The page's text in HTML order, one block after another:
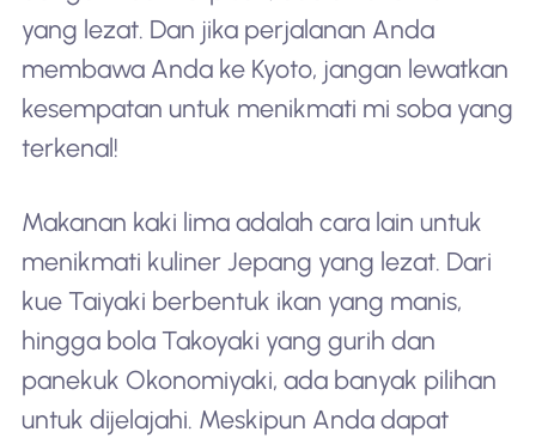
yang lezat. Dan jika perjalanan Anda
membawa Anda ke Kyoto, jangan lewatkan
kesempatan untuk menikmati mi soba yang
terkenal!
Makanan kaki lima adalah cara lain untuk
menikmati kuliner Jepang yang lezat. Dari
kue Taiyaki berbentuk ikan yang manis,
hingga bola Takoyaki yang gurih dan
panekuk Okonomiyaki, ada banyak pilihan
untuk dijelajahi. Meskipun Anda dapat